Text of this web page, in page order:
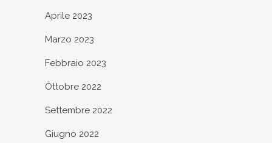
Aprile 2023
Marzo 2023
Febbraio 2023
Ottobre 2022
Settembre 2022
Giugno 2022